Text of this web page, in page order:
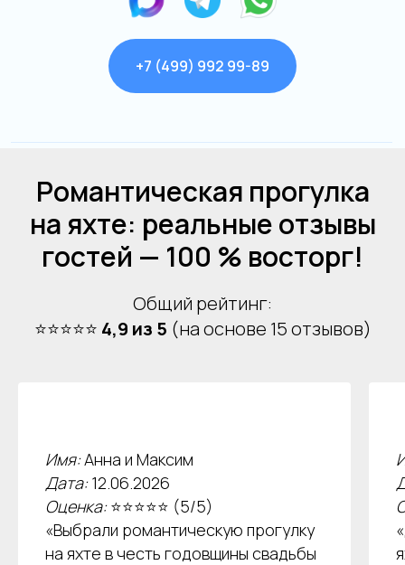
+7 (499) 992 99-89
Романтическая прогулка
на яхте: реальные отзывы
гостей — 100 % восторг!
Общий рейтинг:
⭐⭐⭐⭐⭐ 4,9 из 5 (на основе 15 отзывов)
Имя:Анна и Максим
Дата:12.06.2026
Оценка:⭐⭐⭐⭐⭐ (5/5)
«Выбрали романтическую прогулку
на яхте в честь годовщины свадьбы
+7
персональных данных
Отправить
Согласияи подтверждаю, что